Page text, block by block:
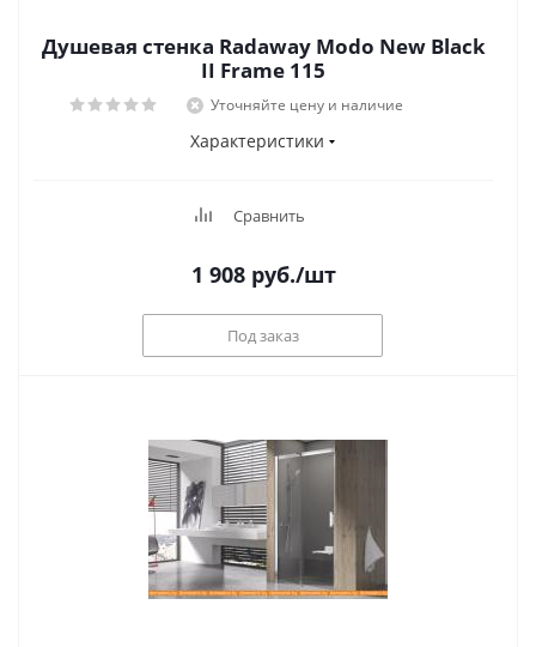
Душевая стенка Radaway Modo New Black
II Frame 115
Уточняйте цену и наличие
Характеристики
Сравнить
1 908 руб./шт
Под заказ